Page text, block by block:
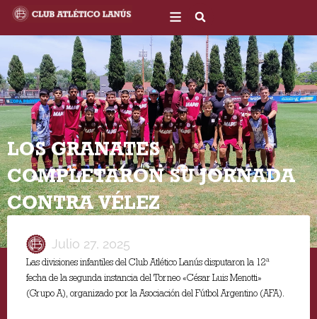
contenido
LOS GRANATES
COMPLETARON SU JORNADA
CONTRA VÉLEZ
Julio 27, 2025
Las divisiones infantiles del Club Atlético Lanús disputaron la 12ª
fecha de la segunda instancia del Torneo «César Luis Menotti»
(Grupo A), organizado por la Asociación del Fútbol Argentino (AFA).